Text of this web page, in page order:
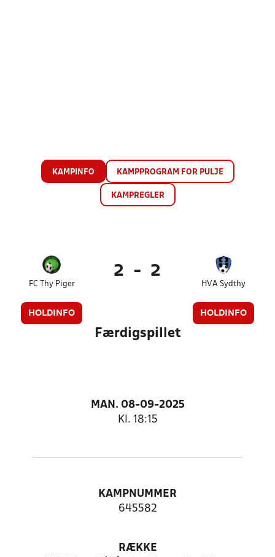
KAMPINFO KAMPPROGRAM FOR PULJE
KAMPREGLER
FC Thy Piger
HOLDINFO
2 - 2
HVA Sydthy
HOLDINFO
Færdigspillet
MAN. 08-09-2025
Kl. 18:15
KAMPNUMMER
645582
RÆKKE